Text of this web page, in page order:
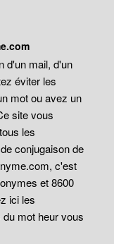
d'un mail, d'un
éviter les
mot ou avez un
site vous
les
conjugaison de
c'est
et 8600
ici les
mot heur vous